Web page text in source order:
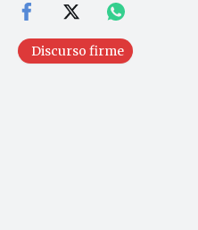
Discurso firme